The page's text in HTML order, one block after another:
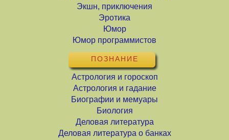
Экшн, приключения
Эротика
Юмор
Юмор программистов
ПОЗНАНИЕ
Астрология и гороскоп
Астрология и гадание
Биографии и мемуары
Биология
Деловая литература
Деловая литература о банках